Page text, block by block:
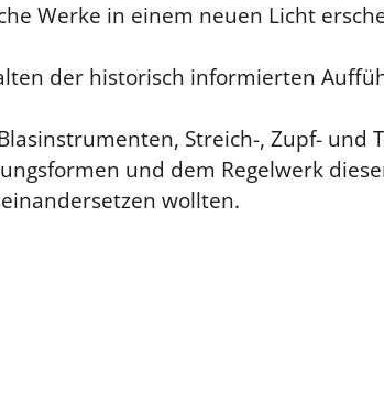
Werke in einem neuen Licht
der historisch informierten
Streich-, Zupf-
und dem Regelwerk
wollten.